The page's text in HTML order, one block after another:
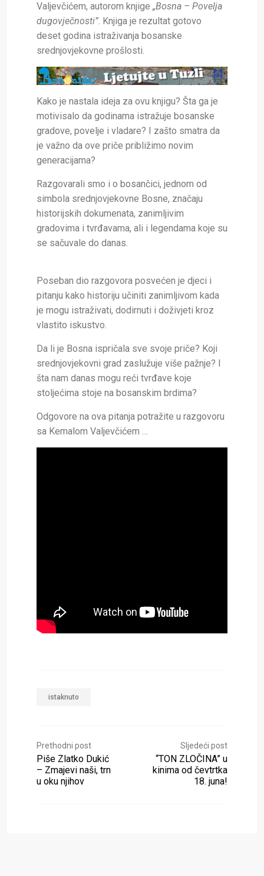
Valjevčićem, autorom knjige „Bosna – Povelja
dugovječnosti”. Knjiga je rezultat gotovo
deset godina istraživanja bosanske
srednjovjekovne prošlosti.
Kako je nastala ideja za ovu knjigu? Šta ga je
motivisalo da godinama istražuje bosanske
gradove, povelje i vladare? I zašto smatra da
je važno da ove priče približimo novim
generacijama?
Razgovarali smo i o bosančici, jednom od
simbola srednjovjekovne Bosne, značaju
historijskih dokumenata, zanimljivim
gradovima i tvrđavama, ali i legendama koje su
se sačuvale do danas.
Poseban dio razgovora posvećen je djeci i
pitanju kako historiju učiniti zanimljivom kada
je mogu istraživati, dodirnuti i doživjeti kroz
vlastito iskustvo.
Da li je Bosna ispričala sve svoje priče? Koji
srednjovjekovni grad zaslužuje više pažnje? I
šta nam danas mogu reći tvrđave koje
stoljećima stoje na bosanskim brdima?
Odgovore na ova pitanja potražite u razgovoru
sa Kemalom Valjevčićem …
istaknuto
Prethodni post
Piše Zlatko Dukić
– Zmajevi naši, trn
u oku njihov
Sljedeći post
“TON ZLOČINA” u
kinima od čevtrtka
18. juna!